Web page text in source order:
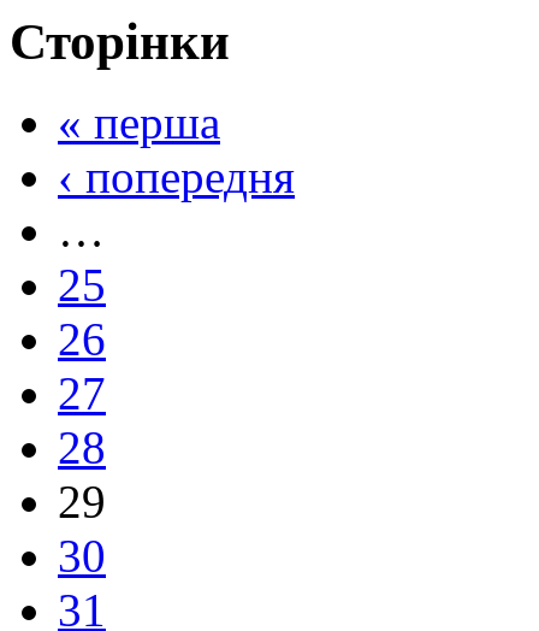
Сторінки
« перша
‹ попередня
…
25
26
27
28
29
30
31